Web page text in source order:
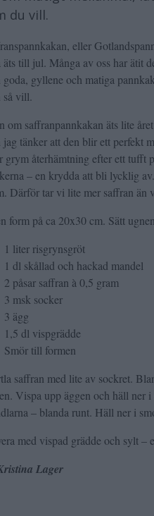
du vill.
eller
äts till jul. Många av oss har ätit
goda, gyllene och matiga
så vill.
om saffranpannkakan äts lite
jag tänker att den blir ett perfekt
grym återhämtning efter ett tufft
– en krydda att bli lycklig
Därför tar vi lite mer saffran än
form på ca 20x30 cm. Sätt
1 liter risgrynsgröt
1 dl skållad och hackad mandel
2 påsar saffran à 0,5 gram
3 msk socker
3 ägg
1,5 dl vispgrädde
Smör till formen
saffran med lite av sockret.
Vispa upp äggen och häll ner
– blanda runt. Häll ner i
med vispad grädde och sylt –
Lager